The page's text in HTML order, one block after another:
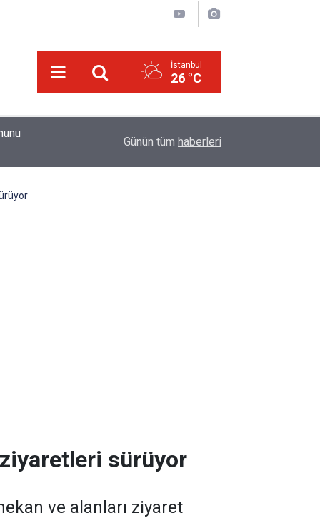
İstanbul
26 °C
Güldüren de O’dur, ağlatan da O’dur, öldüren de
Günün tüm haberleri
sürüyor
ve alanları ziyaret